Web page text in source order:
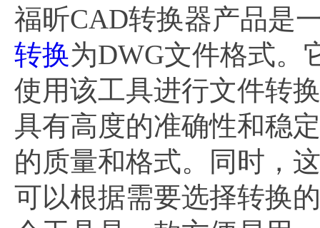
福昕CAD转换器产品是
转换为DWG文件格式。
使用该工具进行文件转
具有高度的准确性和稳
的质量和格式。同时，
可以根据需要选择转换